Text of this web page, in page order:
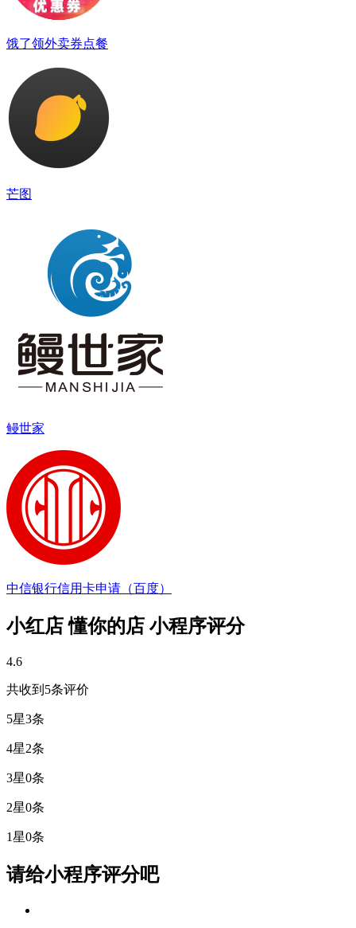
饿了领外卖券点餐
芒图
鳗世家
中信银行信用卡申请（百度）
小红店 懂你的店 小程序评分
4.6
共收到5条评价
5星3条
4星2条
3星0条
2星0条
1星0条
请给小程序评分吧